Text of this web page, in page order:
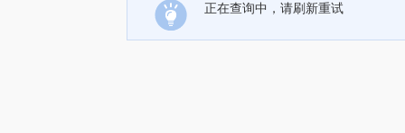
正在查询中，请刷新重试